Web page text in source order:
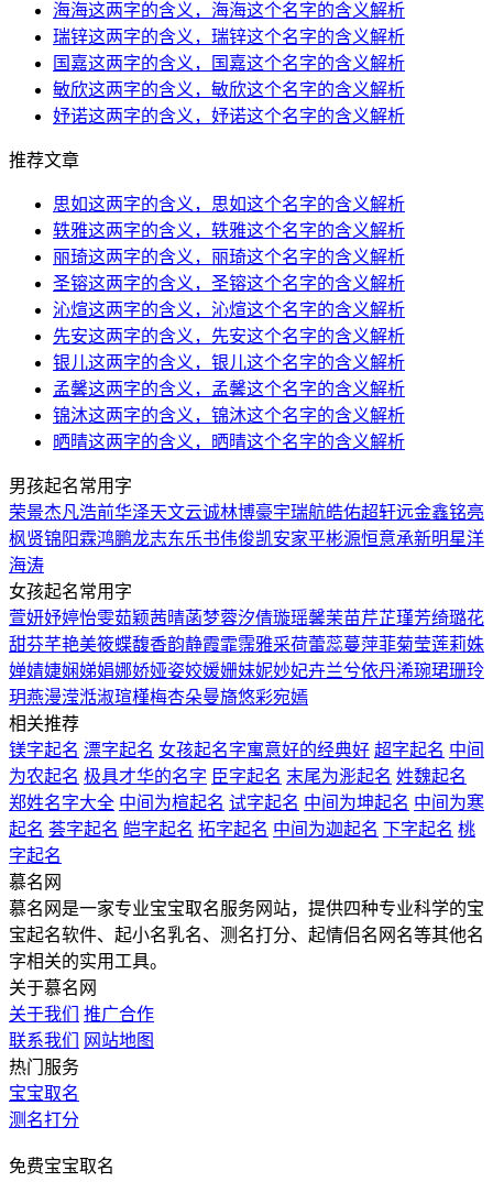
海海这两字的含义，海海这个名字的含义解析
瑞锌这两字的含义，瑞锌这个名字的含义解析
国嘉这两字的含义，国嘉这个名字的含义解析
敏欣这两字的含义，敏欣这个名字的含义解析
妤诺这两字的含义，妤诺这个名字的含义解析
推荐文章
思如这两字的含义，思如这个名字的含义解析
轶雅这两字的含义，轶雅这个名字的含义解析
丽琦这两字的含义，丽琦这个名字的含义解析
圣镕这两字的含义，圣镕这个名字的含义解析
沁煊这两字的含义，沁煊这个名字的含义解析
先安这两字的含义，先安这个名字的含义解析
银儿这两字的含义，银儿这个名字的含义解析
孟馨这两字的含义，孟馨这个名字的含义解析
锦沐这两字的含义，锦沐这个名字的含义解析
晒晴这两字的含义，晒晴这个名字的含义解析
男孩起名常用字
荣景杰凡浩前华泽天文云诚林博豪宇瑞航皓佑超轩远金鑫铭亮
枫贤锦 阳霖鸿鹏龙志东乐书伟俊凯安家平彬源恒意承新明星洋
海涛
女孩起名常用字
萱妍妤婷怡雯茹颖茜晴菡梦蓉汐倩璇瑶馨茉苗芹芷瑾芳绮璐花
甜芬芊艳美筱蝶馥香韵静霞霏霈雅采荷蕾蕊蔓萍菲菊莹莲莉姝
婵婧婕娴娣娟娜娇娅姿姣媛姗妹妮妙妃卉兰兮依丹浠琬珺珊玲
玥燕漫滢湉淑瑄槿梅杏朵曼旖悠彩宛嫣
相关推荐
镁字起名 漂字起名 女孩起名字寓意好的经典好 超字起名 中间
为农起名 极具才华的名字 臣字起名 末尾为浵起名 姓魏起名
郑姓名字大全 中间为楦起名 试字起名 中间为坤起名 中间为寒
起名 荟字起名 皑字起名 拓字起名 中间为迦起名 下字起名 桃
字起名
慕名网
慕名网是一家专业宝宝取名服务网站，提供四种专业科学的宝
宝起名软件、起小名乳名、测名打分、起情侣名网名等其他名
字相关的实用工具。
关于慕名网
关于我们
推广合作
联系我们
网站地图
热门服务
宝宝取名
测名打分
免费宝宝取名